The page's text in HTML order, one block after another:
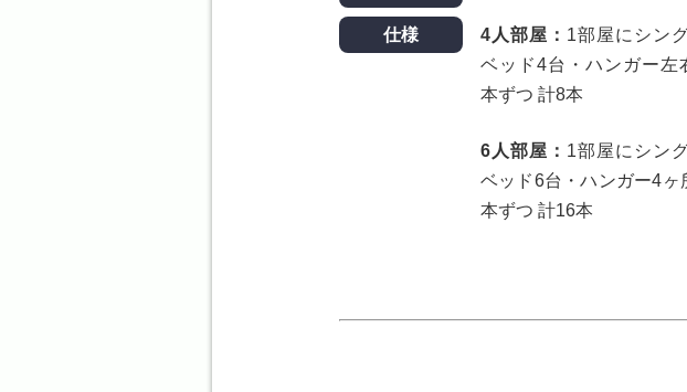
仕様 4人部屋： 1部屋にシン
ベッド4台・ハンガー左
本ずつ 計8本
6人部屋： 1部屋にシン
ベッド6台・ハンガー4ヶ
本ずつ 計16本